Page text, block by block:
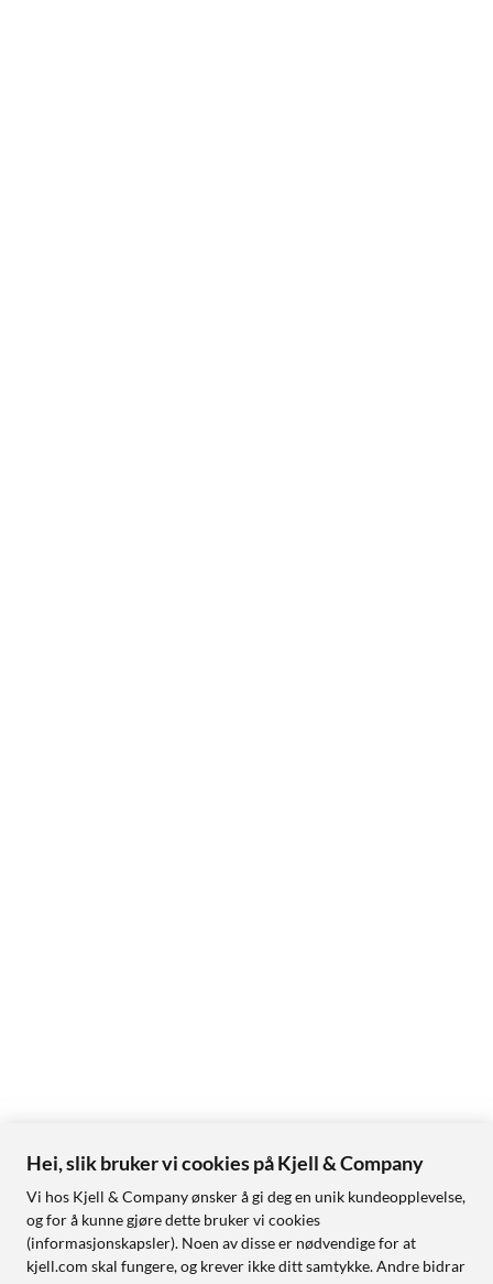
Hei, slik bruker vi cookies på Kjell & Company
Vi hos Kjell & Company ønsker å gi deg en unik kundeopplevelse,
og for å kunne gjøre dette bruker vi cookies
(informasjonskapsler). Noen av disse er nødvendige for at
kjell.com skal fungere, og krever ikke ditt samtykke. Andre bidrar